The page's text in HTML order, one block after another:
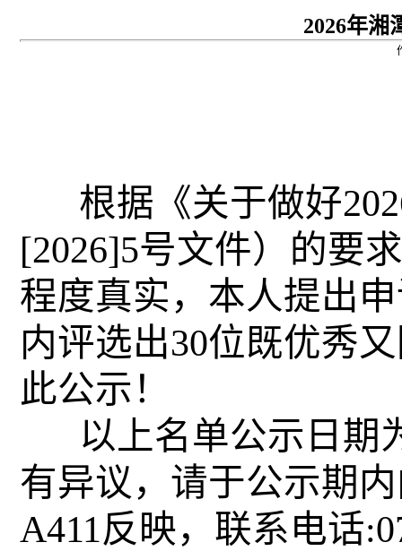
2026年湘
根据《关于做好
[2026]5号文件）的要
程度真实，本人提出
内评选出30位既优秀
此公示！
以上名单公示日期
有异议，请于公示期
A411反映，联系电话